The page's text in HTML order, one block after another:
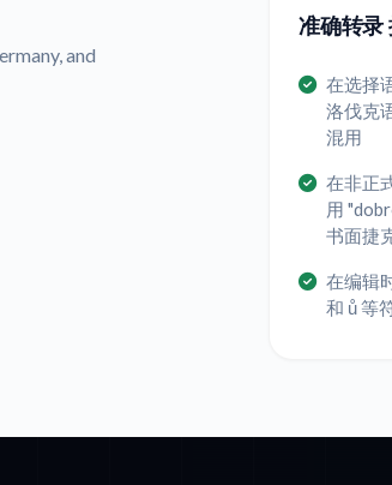
and
准确转录
在选择
洛伐克
混用
在非正
用
书面捷
在编辑
和 ů 等